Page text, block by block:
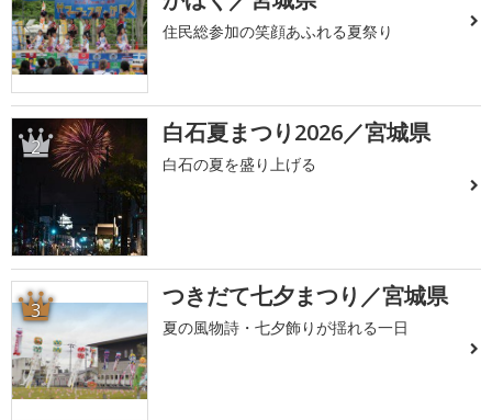
住民総参加の笑顔あふれる夏祭り
2 白石夏まつり2026／宮城県
白石の夏を盛り上げる
3 つきだて七夕まつり／宮城県
夏の風物詩・七夕飾りが揺れる一日